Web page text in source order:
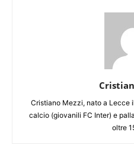
Cristiano Mezzi, nato a Lecce
calcio (giovanili FC Inter) e
oltre